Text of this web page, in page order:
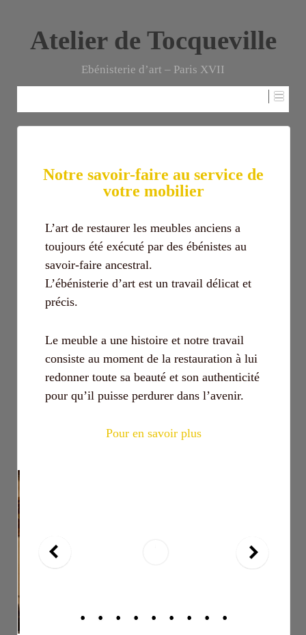
Atelier de Tocqueville
Ebénisterie d’art – Paris XVII
Notre savoir-faire au service de
votre mobilier
L’art de restaurer les meubles anciens a
toujours été exécuté par des ébénistes au
savoir-faire ancestral.
L’ébénisterie d’art est un travail délicat et
précis.
Le meuble a une histoire et notre travail
consiste au moment de la restauration à lui
redonner toute sa beauté et son authenticité
pour qu’il puisse perdurer dans l’avenir.
Pour en savoir plus